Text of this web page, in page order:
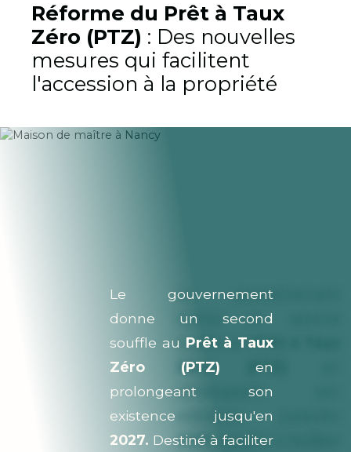
Réforme du Prêt à Taux
Zéro (PTZ) : Des nouvelles
mesures qui facilitent
l'accession à la propriété
Le gouvernement
donne un second
souffle au Prêt à Taux
Zéro (PTZ) en
prolongeant son
existence jusqu'en
2027. Destiné à faciliter